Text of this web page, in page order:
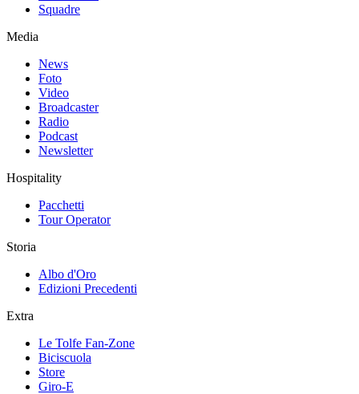
Squadre
Media
News
Foto
Video
Broadcaster
Radio
Podcast
Newsletter
Hospitality
Pacchetti
Tour Operator
Storia
Albo d'Oro
Edizioni Precedenti
Extra
Le Tolfe Fan-Zone
Biciscuola
Store
Giro-E